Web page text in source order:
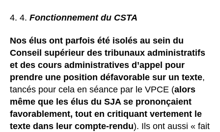
4. Fonctionnement du CSTA
Nos élus ont parfois été isolés au sein du
Conseil supérieur des tribunaux administratifs
et des cours administratives d’appel pour
prendre une position défavorable sur un texte,
tancés pour cela en séance par le VPCE (alors
même que les élus du SJA se prononçaient
favorablement, tout en critiquant vertement le
texte dans leur compte-rendu). Ils ont aussi « fait